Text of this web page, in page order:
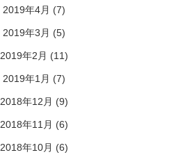
2019年4月 (7)
2019年3月 (5)
2019年2月 (11)
2019年1月 (7)
2018年12月 (9)
2018年11月 (6)
2018年10月 (6)